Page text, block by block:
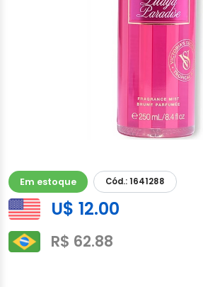
Em estoque Cód.: 1641288
U$ 12.00
R$ 62.88